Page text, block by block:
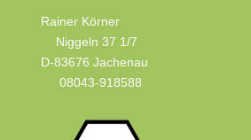
Rainer Körner
Niggeln 37 1/7
D-83676 Jachenau
08043-918588